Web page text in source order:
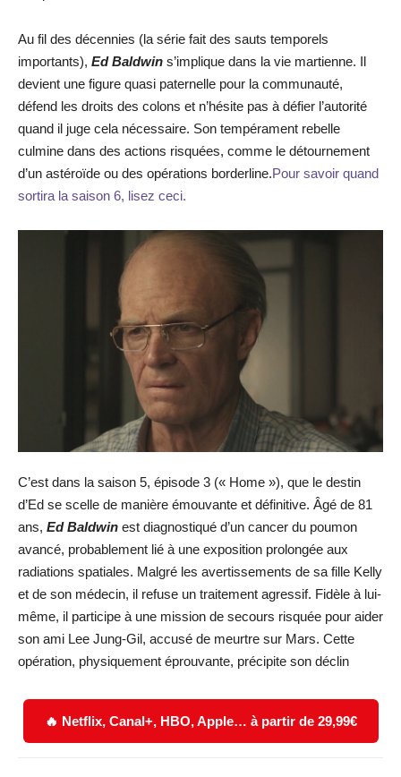
Au fil des décennies (la série fait des sauts temporels
importants), Ed Baldwin s’implique dans la vie martienne. Il
devient une figure quasi paternelle pour la communauté,
défend les droits des colons et n’hésite pas à défier l’autorité
quand il juge cela nécessaire. Son tempérament rebelle
culmine dans des actions risquées, comme le détournement
d’un astéroïde ou des opérations borderline.Pour savoir quand
sortira la saison 6, lisez ceci.
C’est dans la saison 5, épisode 3 (« Home »), que le destin
d’Ed se scelle de manière émouvante et définitive. Âgé de 81
ans, Ed Baldwin est diagnostiqué d’un cancer du poumon
avancé, probablement lié à une exposition prolongée aux
radiations spatiales. Malgré les avertissements de sa fille Kelly
et de son médecin, il refuse un traitement agressif. Fidèle à lui-
même, il participe à une mission de secours risquée pour aider
son ami Lee Jung-Gil, accusé de meurtre sur Mars. Cette
opération, physiquement éprouvante, précipite son déclin
🔥 Netflix, Canal+, HBO, Apple… à partir de 29,99€